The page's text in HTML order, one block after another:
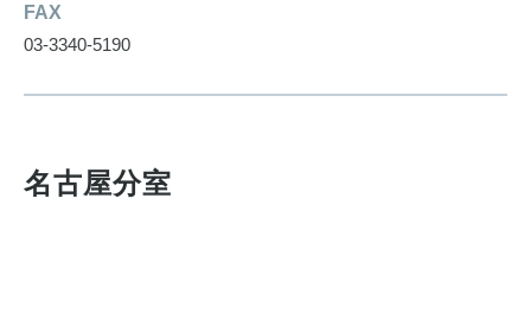
FAX
03-3340-5190
名古屋分室